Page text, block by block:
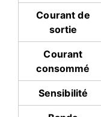
Courant de
sortie
Courant
consommé
Sensibilité